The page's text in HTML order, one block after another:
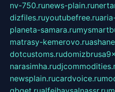
nv-750.runews-plain.ru
dizfiles.ruyoutubefree.ru
planeta-samara.ru
matrasy-kemerovo.ru
dotcustoms.ru
narasimha.ru
newsplain.rucardvoice.ru